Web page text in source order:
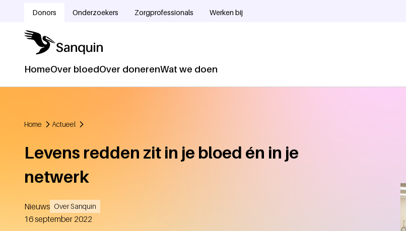
Donors Onderzoekers Zorgprofessionals Werken bij
Hoofdnavigatie
HomeOver bloedOver donerenWat we doen
Home Actueel
Levens redden zit in je bloed én in je
netwerk
Nieuws Over Sanquin
Aangemaakt
16 september 2022